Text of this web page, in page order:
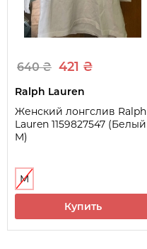
640 ₴ 421 ₴
Ralph Lauren
Женский лонгслив Ralph
Lauren 1159827547 (Белый
M)
M
Купить